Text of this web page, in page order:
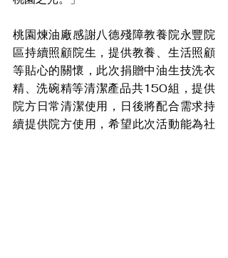
桃園煉油廠感謝八德殘障教養院永豐院
區持續照顧院生，提供教養、生活照顧
等貼心的關懷，此次捐贈中油生技洗衣
精、洗碗精等清潔產品共150組，提供
院方日常清潔使用，日後將配合需求持
續提供院方使用，希望此次活動能為社